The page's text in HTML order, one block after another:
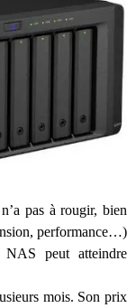
pas à rougir, bien
performance…)
peut atteindre
mois. Son prix